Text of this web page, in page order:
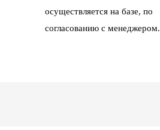
осуществляется на базе, по
согласованию с менеджером.